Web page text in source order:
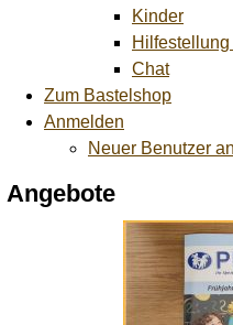
Kinder
Chat
Zum Bastelshop
Anmelden
Neuer Benutzer
Angebote